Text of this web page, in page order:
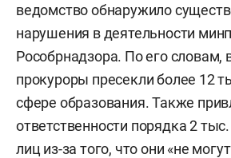
ведомство обнаружило
нарушения в деятельности
Рособрнадзора. По его словам,
прокуроры пресекли более 12
сфере образования. Также
ответственности порядка 2
лиц из-за того, что они «не могут